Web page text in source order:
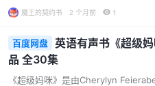
游指南。 “艾斯妈妈”协同一线幼教
网民，除了要熟悉数码产品的使用技
则。本专辑作为《艾斯妈妈为什么》
的形式，涵盖网络知识、网民权益、
面，引领孩子们认识网络世界的潜
魔王的契约书 2 个月前 1
百度网盘
英语有声书《超级
品 全30集
《超级妈咪》是由Cherylyn